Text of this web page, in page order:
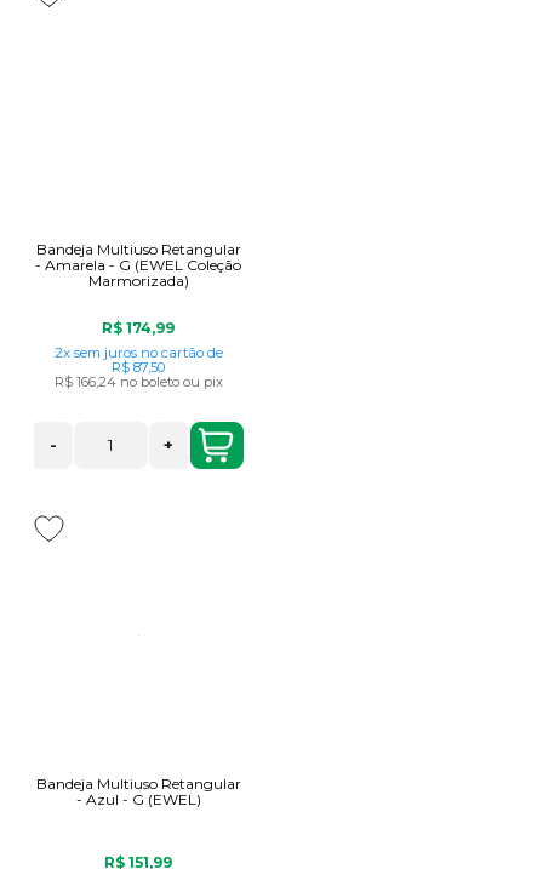
Bandeja Multiuso Retangular
- Amarela - G (EWEL Coleção
Marmorizada)
R$ 174,99
2x sem juros no cartãode
R$ 87,50
R$ 166,24 no boleto ou pix
- +
Bandeja Multiuso Retangular
- Azul - G (EWEL)
R$ 151,99